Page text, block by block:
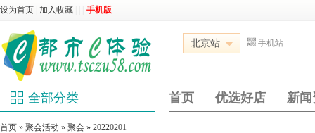
设为首页 加入收藏 手机版
北京站 手机站
全部分类 首页 优选好店 新闻
首页 » 聚会活动 » 聚会 » 20220201